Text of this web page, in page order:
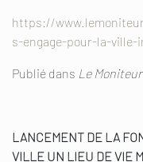
https://
s-engage-pour-la-ville-
Publié dans Le Moniteur
LANCEMENT DE LA
VILLE UN LIEU DE VIE